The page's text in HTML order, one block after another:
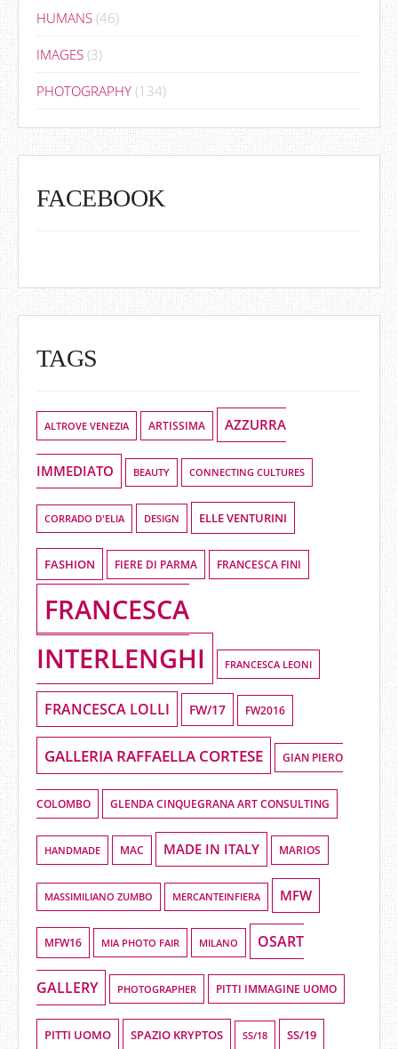
HUMANS (46)
IMAGES (3)
PHOTOGRAPHY (134)
FACEBOOK
TAGS
ALTROVE VENEZIA ARTISSIMA AZZURRA
IMMEDIATO BEAUTY CONNECTING CULTURES
CORRADO D'ELIA DESIGN ELLE VENTURINI
FASHION FIERE DI PARMA FRANCESCA FINI
FRANCESCA
INTERLENGHI
FRANCESCA LEONI
FRANCESCA LOLLI FW/17 FW2016
GALLERIA RAFFAELLA CORTESE GIAN PIERO
COLOMBO GLENDA CINQUEGRANA ART CONSULTING
HANDMADE MAC MADE IN ITALY MARIOS
MASSIMILIANO ZUMBO MERCANTEINFIERA MFW
MFW16 MIA PHOTO FAIR MILANO OSART
GALLERY PHOTOGRAPHER PITTI IMMAGINE UOMO
PITTI UOMO SPAZIO KRYPTOS SS/18 SS/19